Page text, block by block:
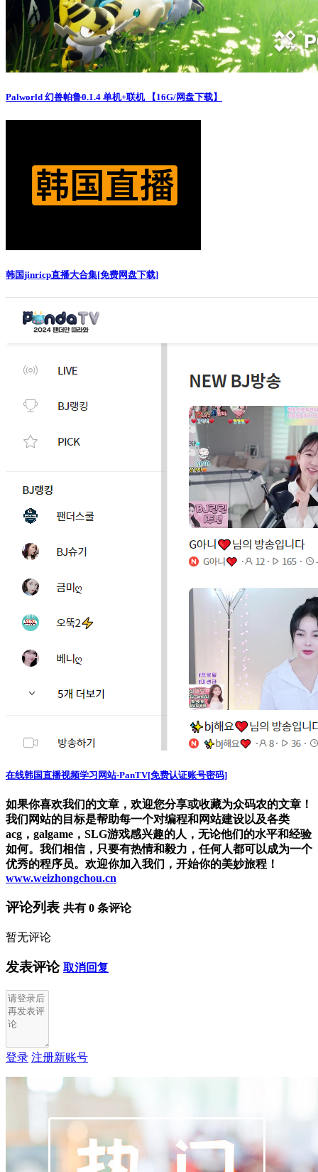
Palworld 幻兽帕鲁0.1.4 单机+联机 【16G/网盘下载】
韩国jinricp直播大合集[免费网盘下载]
在线韩国直播视频学习网站-PanTV[免费认证账号密码]
如果你喜欢我们的文章，欢迎您分享或收藏为众码农的文章！
我们网站的目标是帮助每一个对编程和网站建设以及各类
acg，galgame，SLG游戏感兴趣的人，无论他们的水平和经验
如何。我们相信，只要有热情和毅力，任何人都可以成为一个
优秀的程序员。欢迎你加入我们，开始你的美妙旅程！
www.weizhongchou.cn
评论列表 共有 0 条评论
暂无评论
发表评论 取消回复
登录 注册新账号